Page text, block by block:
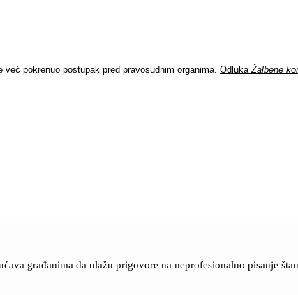
pokrenuo postupak pred pravosudnim organima. Odluka Žalbene
građanima da ulažu prigovore na neprofesionalno pisanje